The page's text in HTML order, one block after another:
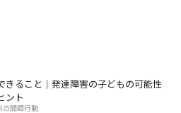
きること｜発達障害の子どもの可能性
ント
の問題行動